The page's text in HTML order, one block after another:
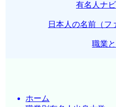
有名人ナ
日本人の名前（フ
職業
ホーム